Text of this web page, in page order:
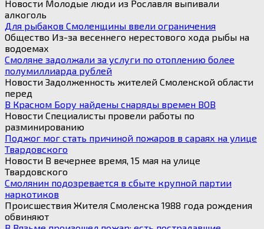
Новости Молодые люди из Рославля выпивали
алкоголь
Для рыбаков Смоленщины ввели ограничения
Общество Из-за весеннего нерестового хода рыбы на
водоемах
Смоляне задолжали за услуги по отоплению более
полумиллиарда рублей
Новости Задолженность жителей Смоленской области
перед
В Красном Бору найдены снаряды времен ВОВ
Новости Специалисты провели работы по
разминированию
Поджог мог стать причиной пожаров в сараях на улице
Твардовского
Новости В вечернее время, 15 мая на улице
Твардовского
Смолянин подозревается в сбыте крупной партии
наркотиков
Происшествия Жителя Смоленска 1988 года рождения
обвиняют